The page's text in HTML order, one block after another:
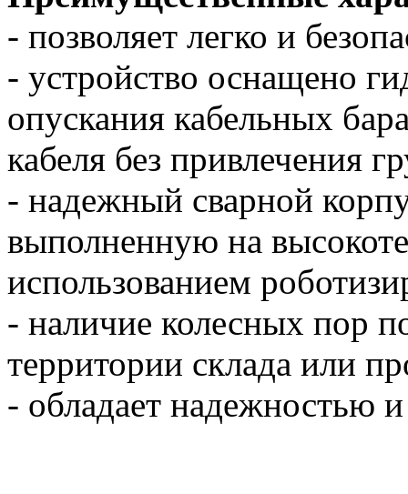
- позволяет легко и
- устройство оснащено
опускания кабельных
кабеля без привлечения
- надежный сварной
выполненную на
использованием
- наличие колесных пор
территории склада или
- обладает надежностью